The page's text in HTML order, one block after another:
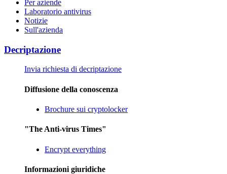
Per aziende
Laboratorio antivirus
Notizie
Sull'azienda
Decriptazione
Invia richiesta di decriptazione
Diffusione della conoscenza
Brochure sui cryptolocker
"The Anti-virus Times"
Encrypt everything
Informazioni giuridiche